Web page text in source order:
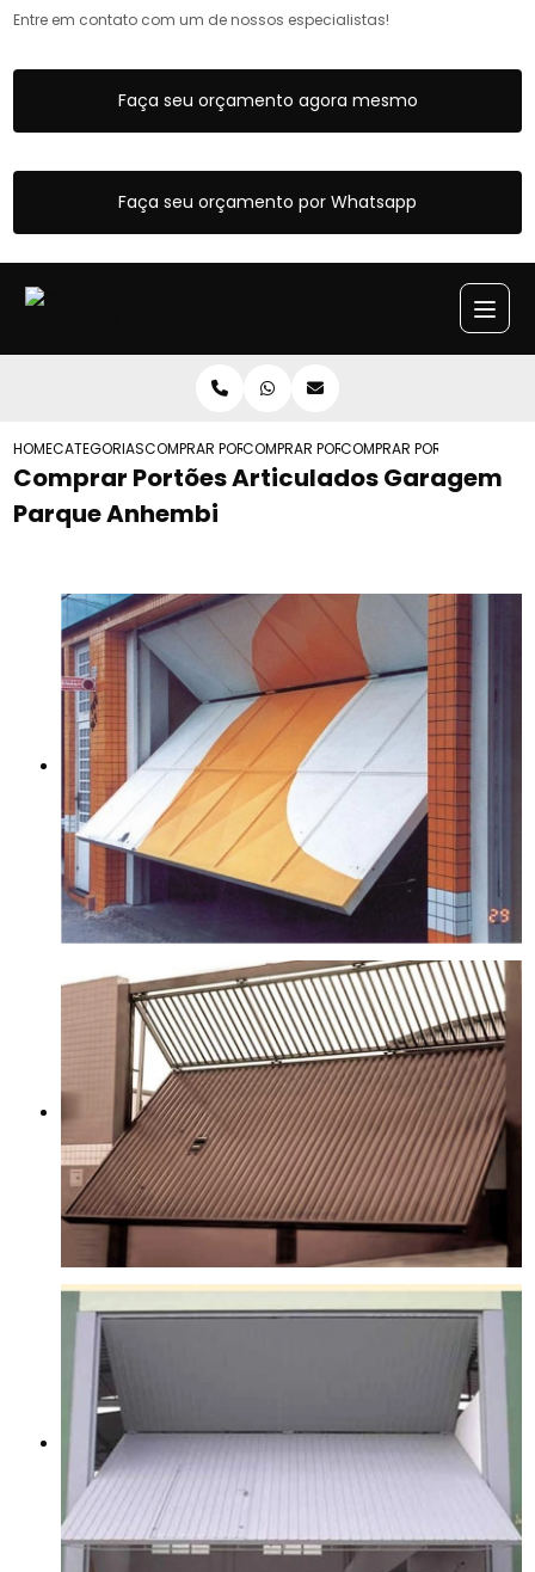
Entre em contato com um de nossos especialistas!
Faça seu orçamento agora mesmo
Faça seu orçamento por Whatsapp
HOMECATEGORIASCOMPRAR PORTOES ARTICULADOS
COMPRAR PORTAO ARTICULADO
COMPRAR PORTOES
Comprar Portões Articulados Garagem
Parque Anhembi